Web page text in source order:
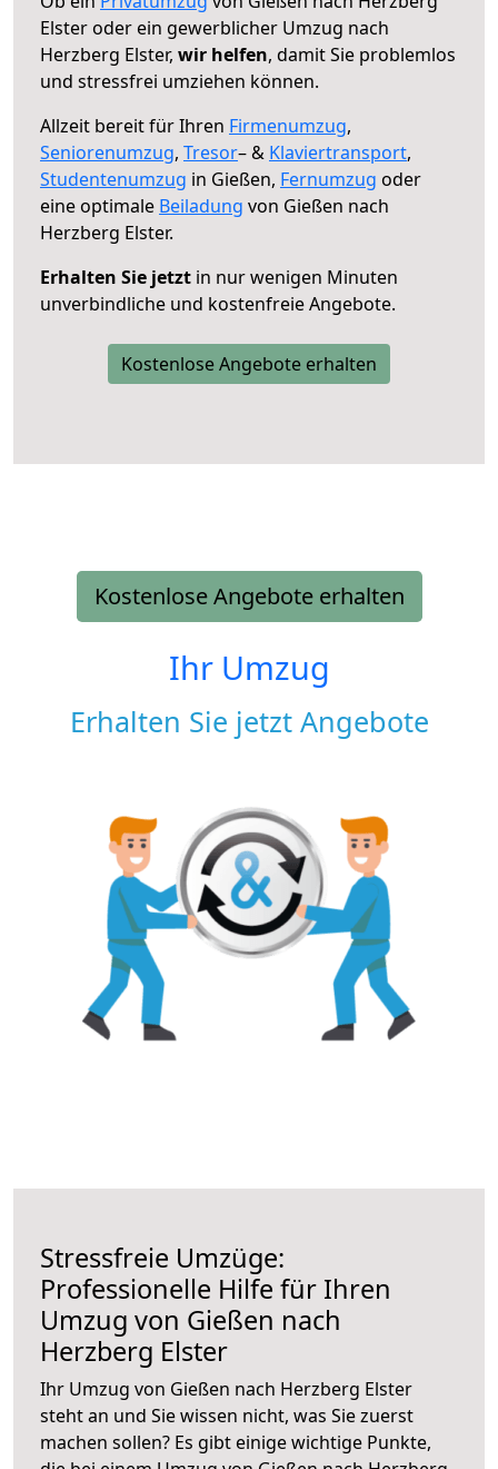
Elster oder ein gewerblicher Umzug nach
Herzberg Elster, wir helfen, damit Sie problemlos
und stressfrei umziehen können.
Allzeit bereit für Ihren Firmenumzug,
Seniorenumzug, Tresor– & Klaviertransport,
Studentenumzug in Gießen, Fernumzug oder
eine optimale Beiladung von Gießen nach
Herzberg Elster.
Erhalten Sie jetzt in nur wenigen Minuten
unverbindliche und kostenfreie Angebote.
Kostenlose Angebote erhalten
Kostenlose Angebote erhalten
Ihr Umzug
Erhalten Sie jetzt Angebote
Stressfreie Umzüge:
Professionelle Hilfe für Ihren
Umzug von Gießen nach
Herzberg Elster
Ihr Umzug von Gießen nach Herzberg Elster
steht an und Sie wissen nicht, was Sie zuerst
machen sollen? Es gibt einige wichtige Punkte,